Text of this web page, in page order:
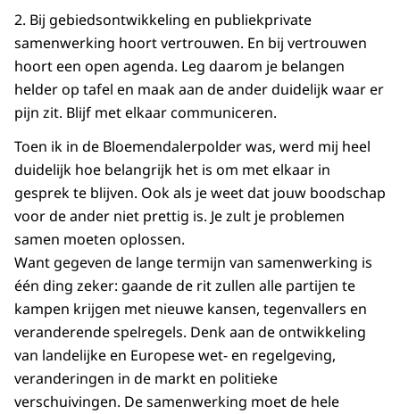
2. Bij gebiedsontwikkeling en publiekprivate
samenwerking hoort vertrouwen. En bij vertrouwen
hoort een open agenda. Leg daarom je belangen
helder op tafel en maak aan de ander duidelijk waar er
pijn zit. Blijf met elkaar communiceren.
Toen ik in de Bloemendalerpolder was, werd mij heel
duidelijk hoe belangrijk het is om met elkaar in
gesprek te blijven. Ook als je weet dat jouw boodschap
voor de ander niet prettig is. Je zult je problemen
samen moeten oplossen.
Want gegeven de lange termijn van samenwerking is
één ding zeker: gaande de rit zullen alle partijen te
kampen krijgen met nieuwe kansen, tegenvallers en
veranderende spelregels. Denk aan de ontwikkeling
van landelijke en Europese wet- en regelgeving,
veranderingen in de markt en politieke
verschuivingen. De samenwerking moet de hele